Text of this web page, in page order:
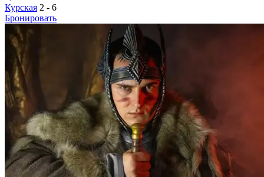
Курская 2 - 6
Бронировать